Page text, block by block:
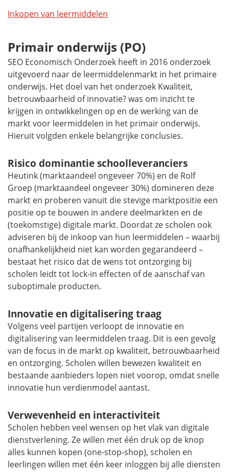
Inkopen van leermiddelen
Primair onderwijs (PO)
SEO Economisch Onderzoek heeft in 2016 onderzoek
uitgevoerd naar de leermiddelenmarkt in het primaire
onderwijs. Het doel van het onderzoek Kwaliteit,
betrouwbaarheid of innovatie? was om inzicht te
krijgen in ontwikkelingen op en de werking van de
markt voor leermiddelen in het primair onderwijs.
Hieruit volgden enkele belangrijke conclusies.
Risico dominantie schoolleveranciers
Heutink (marktaandeel ongeveer 70%) en de Rolf
Groep (marktaandeel ongeveer 30%) domineren deze
markt en proberen vanuit die stevige marktpositie een
positie op te bouwen in andere deelmarkten en de
(toekomstige) digitale markt. Doordat ze scholen ook
adviseren bij de inkoop van hun leermiddelen – waarbij
onafhankelijkheid niet kan worden gegarandeerd –
bestaat het risico dat de wens tot ontzorging bij
scholen leidt tot lock-in effecten of de aanschaf van
suboptimale producten.
Innovatie en digitalisering traag
Volgens veel partijen verloopt de innovatie en
digitalisering van leermiddelen traag. Dit is een gevolg
van de focus in de markt op kwaliteit, betrouwbaarheid
en ontzorging. Scholen willen bewezen kwaliteit en
bestaande aanbieders lopen niet voorop, omdat snelle
innovatie hun verdienmodel aantast.
Verwevenheid en interactiviteit
Scholen hebben veel wensen op het vlak van digitale
dienstverlening. Ze willen met één druk op de knop
alles kunnen kopen (one-stop-shop), scholen en
leerlingen willen met één keer inloggen bij alle diensten